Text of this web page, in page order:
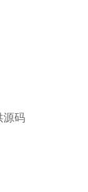
源码